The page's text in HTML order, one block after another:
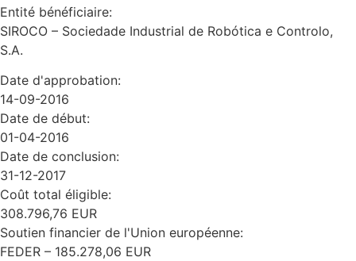
Entité bénéficiaire:
SIROCO – Sociedade Industrial de Robótica e Controlo,
S.A.
Date d'approbation:
14-09-2016
Date de début:
01-04-2016
Date de conclusion:
31-12-2017
Coût total éligible:
308.796,76 EUR
Soutien financier de l'Union européenne:
FEDER – 185.278,06 EUR